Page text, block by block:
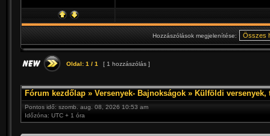
Hozzászólások megjelenítése:
Oldal: 1 / 1 [ 1 hozzászólás ]
Fórum kezdőlap » Versenyek- Bajnokságok » Külföldi versenyek,
Pontos idő: szomb. aug. 08, 2026 10:53 am
Időzóna: UTC + 1 óra